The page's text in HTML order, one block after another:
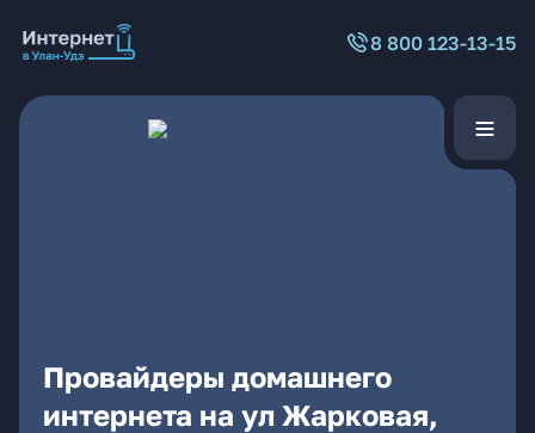
8 800 123-13-15
Провайдеры домашнего
интернета на ул Жарковая,